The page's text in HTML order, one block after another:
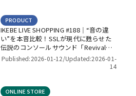
IKEBE LIVE SHOPPING #188｜“音の違
い”を本音比較！SSLが現代に甦らせた
伝説のコンソールサウンド「Revival
4000」＆「Super 9000」【presented
PRODUCT
Published:2026-01-12/Updated:2026-01-
14
ONLINE STORE